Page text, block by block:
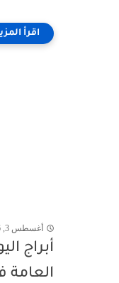
أغسطس 3, 2026